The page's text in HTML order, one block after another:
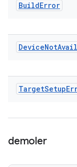
BuildError
DeviceNot
TargetSetup
demoler